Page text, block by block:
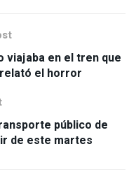
viajaba en el tren que
el horror
público de
de este martes